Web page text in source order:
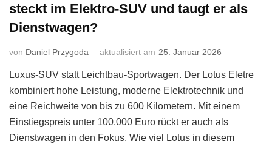
steckt im Elektro-SUV und taugt er als
Dienstwagen?
von Daniel Przygoda aktualisiert am 25. Januar 2026
Luxus-SUV statt Leichtbau-Sportwagen. Der Lotus Eletre
kombiniert hohe Leistung, moderne Elektrotechnik und
eine Reichweite von bis zu 600 Kilometern. Mit einem
Einstiegspreis unter 100.000 Euro rückt er auch als
Dienstwagen in den Fokus. Wie viel Lotus in diesem